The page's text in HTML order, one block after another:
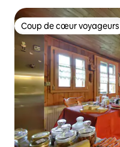
Coup de cœur voyageurs
Coup de cœur voyageurs